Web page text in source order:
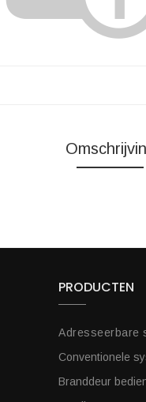
PRODUCTEN
Adresseerbare
Conventionele
Branddeur